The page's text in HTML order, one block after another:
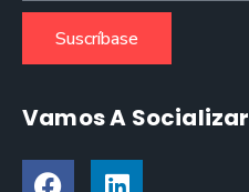
Suscríbase
Vamos A Socializar